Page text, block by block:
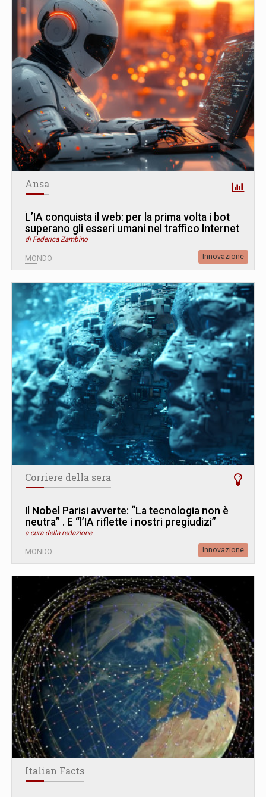
Ansa
L’IA conquista il web: per la prima volta i bot
superano gli esseri umani nel traffico Internet
di Federica Zambino
MONDO Innovazione
Corriere della sera
Il Nobel Parisi avverte: “La tecnologia non è
neutra” . E “l’IA riflette i nostri pregiudizi”
a cura della redazione
MONDO Innovazione
Italian Facts